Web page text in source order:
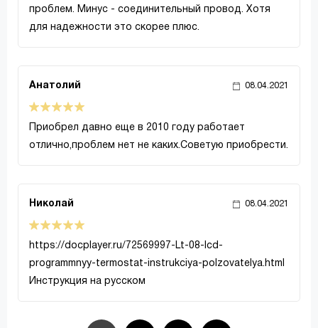
проблем. Минус - соединительный провод. Хотя
для надежности это скорее плюс.
Анатолий 08.04.2021
Приобрел давно еще в 2010 году работает
отлично,проблем нет не каких.Советую приобрести.
Николай 08.04.2021
https://docplayer.ru/72569997-Lt-08-lcd-
programmnyy-termostat-instrukciya-polzovatelya.html
Инструкция на русском